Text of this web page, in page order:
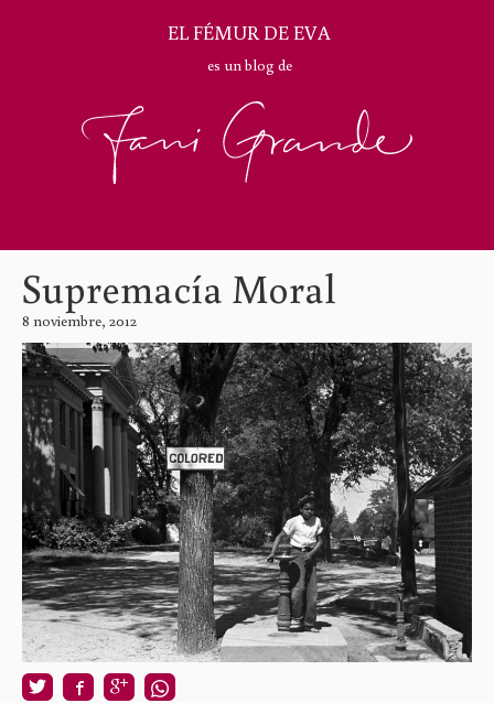
EL FÉMUR DE EVA
es un blog de
Supremacía Moral
8 noviembre, 2012